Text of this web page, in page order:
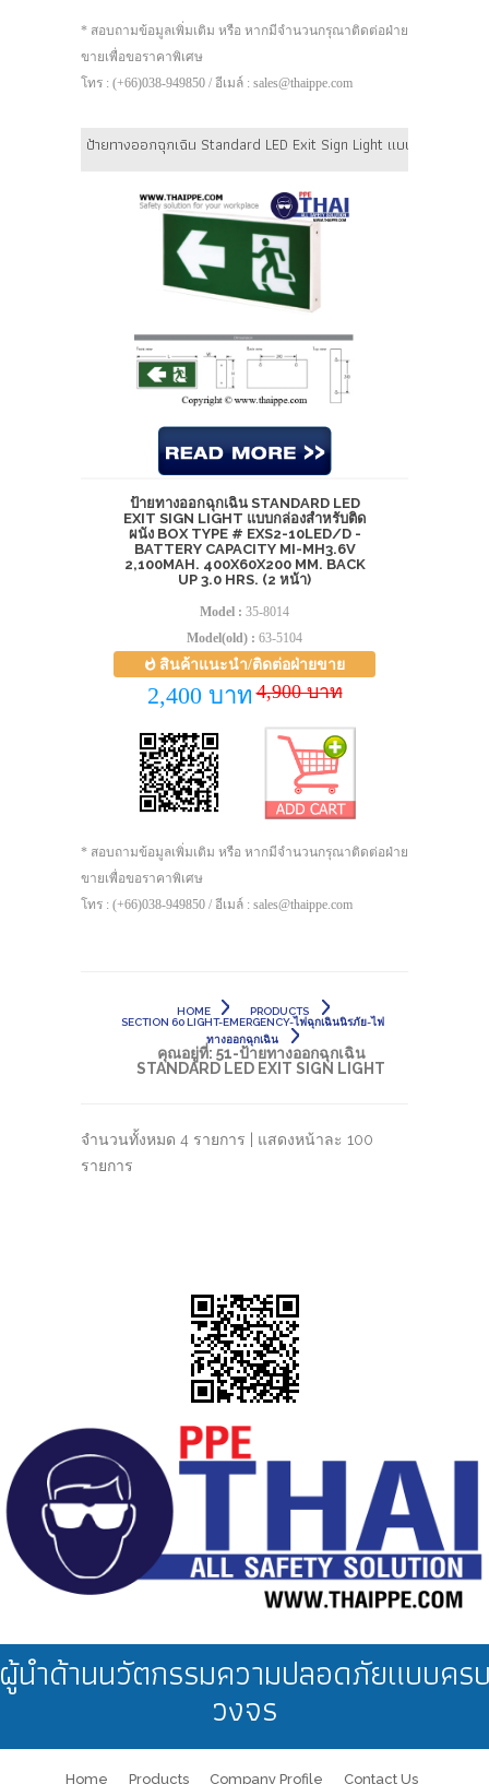
* สอบถามข้อมูลเพิ่มเติม หรือ หากมีจำนวนกรุณาติดต่อฝ่าย
ขายเพื่อขอราคาพิเศษ
โทร : (+66)038-949850 / อีเมล์ : sales@thaippe.com
ป้ายทางออกฉุกเฉิน Standard LED Exit Sign Light แบบกล่องสำ
ป้ายทางออกฉุกเฉิน STANDARD LED
EXIT SIGN LIGHT แบบกล่องสำหรับติด
ผนัง BOX TYPE # EXS2-10LED/D -
BATTERY CAPACITY MI-MH3.6V
2,100MAH. 400X60X200 MM. BACK
UP 3.0 HRS. (2 หน้า)
Model : 35-8014
Model(old) : 63-5104
สินค้าแนะนำ/ติดต่อฝ่ายขาย
2,400 บาท 4,900 บาท
* สอบถามข้อมูลเพิ่มเติม หรือ หากมีจำนวนกรุณาติดต่อฝ่าย
ขายเพื่อขอราคาพิเศษ
โทร : (+66)038-949850 / อีเมล์ : sales@thaippe.com
HOME
PRODUCTS
SECTION 60 LIGHT-EMERGENCY-ไฟฉุกเฉินนิรภัย-ไฟ
ทางออกฉุกเฉิน
คุณอยู่ที่: 51-ป้ายทางออกฉุกเฉิน
STANDARD LED EXIT SIGN LIGHT
จำนวนทั้งหมด 4 รายการ | แสดงหน้าละ 100
รายการ
นำด้านนวัตกรรมความปลอดภัยแบบคร
วงจร
Home Products Company Profile Contact Us